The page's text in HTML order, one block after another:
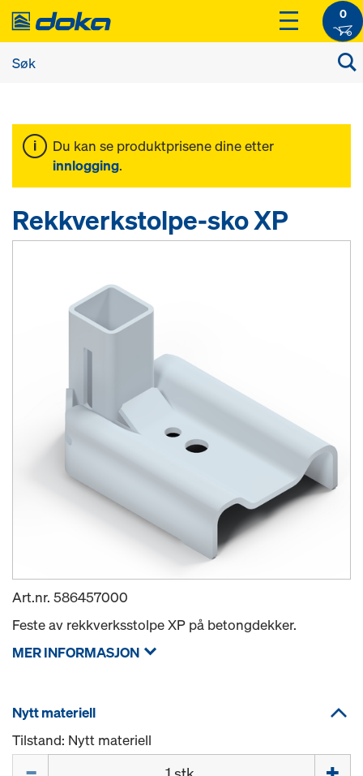
0
Du kan se produktprisene dine etter
innlogging.
Rekkverkstolpe-sko XP
Art.nr. 586457000
Feste av rekkverksstolpe XP på betongdekker.
MER INFORMASJON
Nytt materiell
Tilstand: Nytt materiell